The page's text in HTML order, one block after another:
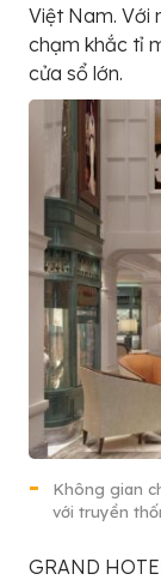
Việt Nam. Với
chạm khắc tỉ
cửa sổ lớn.
Không gian
với truyền
GRAND